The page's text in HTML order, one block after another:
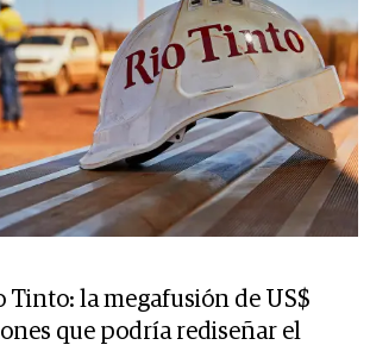
Tinto: la megafusión de US$
que podría rediseñar el